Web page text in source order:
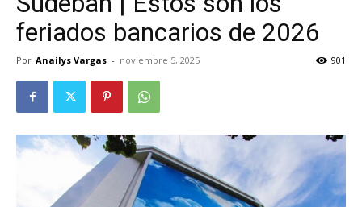
feriados bancarios de 2026
Por Anailys Vargas - noviembre 5, 2025 901